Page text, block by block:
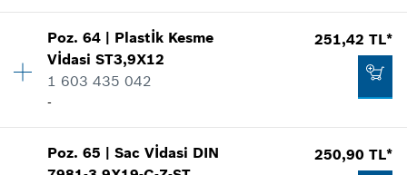
31,68 TL*
Fiyatlara KDV dahildir.
Şekli göster
53,96 TL*
Fiyatlara KDV dahildir.
Miktar 2
Fiyat grubu:11
Yedek parça bilgisi
Şekli göster
Poz.64 | Plastİk Kesme
Vİdasi ST3,9X12
1 603 435 042
-
251,42 TL*
Miktar 4
Poz.65 |Sac Vİdasi DIN
250,90 TL*